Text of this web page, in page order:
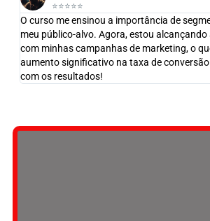
⭐️⭐️⭐️⭐️⭐️
O curso me ensinou a importância de
meu público-alvo. Agora, estou
com minhas campanhas de marketing, o
aumento significativo na taxa de
com os resultados!